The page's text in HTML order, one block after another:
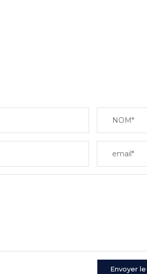
NOM*
email*
Envoyer